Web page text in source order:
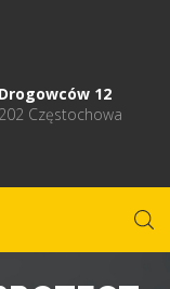
12
Częstochowa